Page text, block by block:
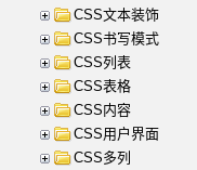
CSS文本装饰
CSS书写模式
CSS列表
CSS表格
CSS内容
CSS用户界面
CSS多列